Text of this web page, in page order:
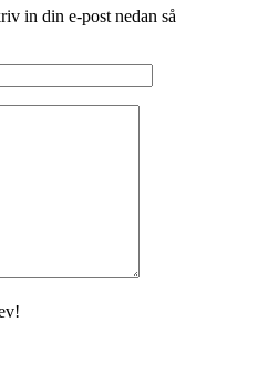
in din e-post nedan så